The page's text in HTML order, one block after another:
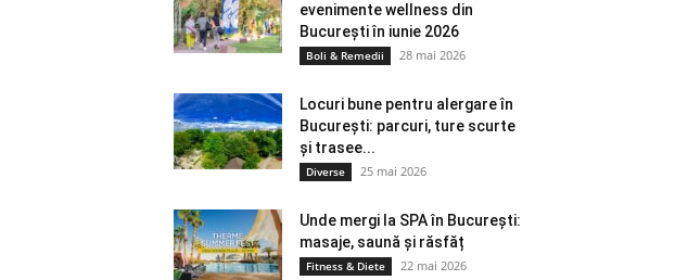
evenimente wellness din
București în iunie 2026
Boli & Remedii 28 mai 2026
Locuri bune pentru alergare în
București: parcuri, ture scurte
și trasee...
Diverse 25 mai 2026
Unde mergi la SPA în București:
masaje, saună și răsfăț
Fitness & Diete 22 mai 2026